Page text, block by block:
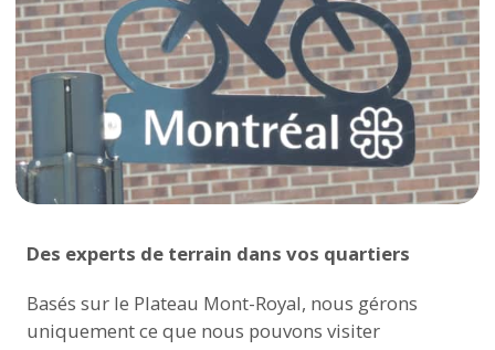
Des experts de terrain dans vos quartiers
Basés sur le Plateau Mont-Royal, nous gérons
uniquement ce que nous pouvons visiter